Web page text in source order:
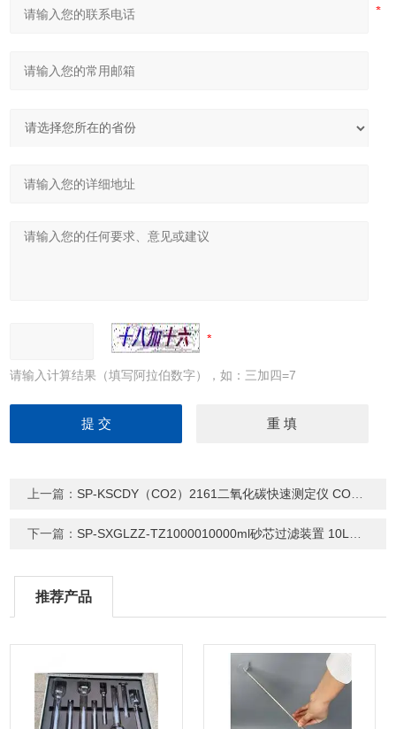
请输入计算结果（填写阿拉伯数字），如：三加四=7
上一篇： SP-KSCDY（CO2）2161二氧化碳快速测定仪 CO2测定器玻璃成套
下一篇： SP-SXGLZZ-TZ1000010000ml砂芯过滤装置 10L溶剂过滤器套装
推荐产品